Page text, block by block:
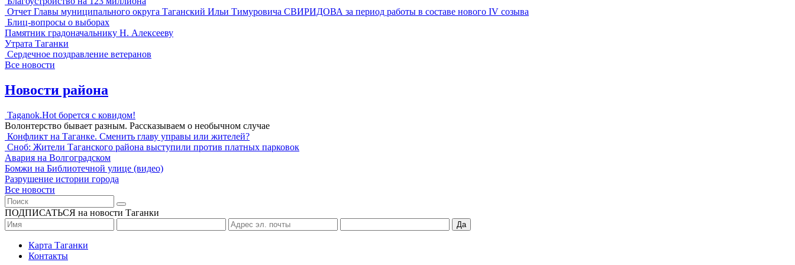
Отчет Главы муниципального округа Таганский Ильи Тимуровича СВИРИДОВА за период работы в составе нового IV созыва
Блиц-вопросы о выборах
Памятник градоначальнику Н. Алексееву
Утрата Таганки
Сердечное поздравление ветеранов
Все новости
Новости района
Taganok.Hot борется с ковидом!
Волонтерство бывает разным. Рассказываем о необычном случае
Конфликт на Таганке. Сменить главу управы или жителей?
Сноб: Жители Таганского района выступили против платных парковок
Авария на Волгоградском
Бомжи на Библиотечной улице (видео)
Разрушение истории города
Все новости
ПОДПИСАТЬСЯ на новости Таганки
Карта Таганки
Контакты